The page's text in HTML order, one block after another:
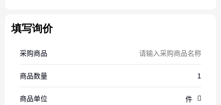
填写询价